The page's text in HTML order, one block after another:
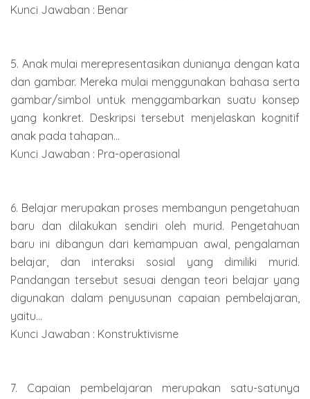
Kunci Jawaban : Benar
5. Anak mulai merepresentasikan dunianya dengan kata
dan gambar. Mereka mulai menggunakan bahasa serta
gambar/simbol untuk menggambarkan suatu konsep
yang konkret. Deskripsi tersebut menjelaskan kognitif
anak pada tahapan...
Kunci Jawaban : Pra-operasional
6. Belajar merupakan proses membangun pengetahuan
baru dan dilakukan sendiri oleh murid. Pengetahuan
baru ini dibangun dari kemampuan awal, pengalaman
belajar, dan interaksi sosial yang dimiliki murid.
Pandangan tersebut sesuai dengan teori belajar yang
digunakan dalam penyusunan capaian pembelajaran,
yaitu...
Kunci Jawaban : Konstruktivisme
7. Capaian pembelajaran merupakan satu-satunya